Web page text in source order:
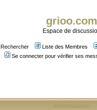
grioo.com
Espace de
Rechercher Liste des Membres
Se connecter pour vérifier ses
Informations